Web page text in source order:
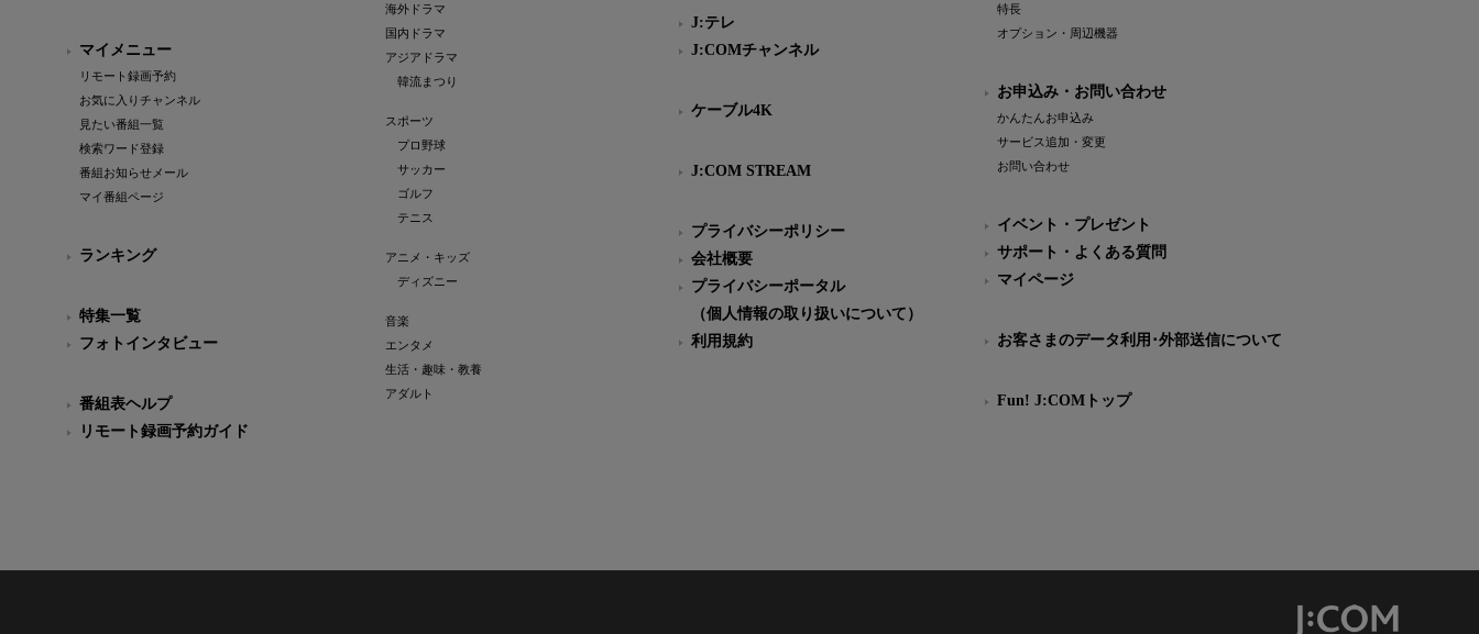
マイメニュー
リモート録画予約
お気に入りチャンネル
見たい番組一覧
検索ワード登録
番組お知らせメール
マイ番組ページ
ランキング
特集一覧
フォトインタビュー
番組表ヘルプ
リモート録画予約ガイド
海外ドラマ
国内ドラマ
アジアドラマ
韓流まつり
スポーツ
プロ野球
サッカー
ゴルフ
テニス
アニメ・キッズ
ディズニー
音楽
エンタメ
生活・趣味・教養
アダルト
J:テレ
J:COMチャンネル
ケーブル4K
J:COM STREAM
プライバシーポリシー
会社概要
プライバシーポータル
（個人情報の取り扱いについて）
利用規約
特長
オプション・周辺機器
お申込み・お問い合わせ
かんたんお申込み
サービス追加・変更
お問い合わせ
イベント・プレゼント
サポート・よくある質問
マイページ
お客さまのデータ利用･外部送信について
Fun! J:COMトップ